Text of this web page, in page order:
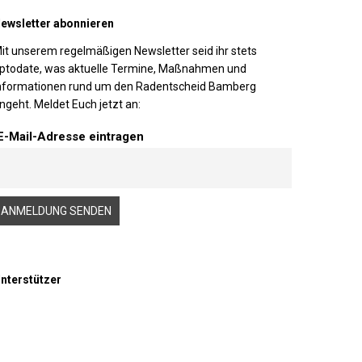
abonnieren
unserem regelmäßigen Newsletter seid ihr stets
was aktuelle Termine, Maßnahmen und
rund um den Radentscheid Bamberg
Meldet Euch jetzt an:
Mail-Adresse eintragen